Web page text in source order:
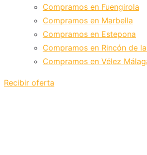
Compramos en Fuengirola
Compramos en Marbella
Compramos en Estepona
Compramos en Rincón de
Compramos en Vélez
Recibir oferta